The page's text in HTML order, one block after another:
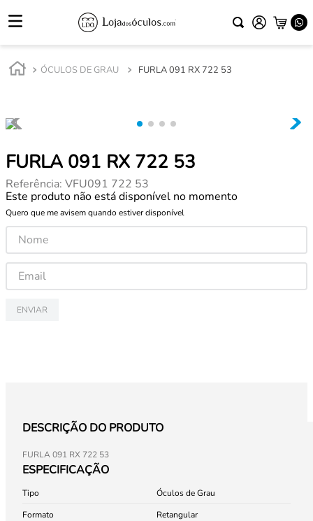
ÓCULOS DE GRAU FURLA 091 RX 722 53
FURLA 091 RX 722 53
Referência: VFU091 722 53
Este produto não está disponível no momento
Quero que me avisem quando estiver disponível
ENVIAR
DESCRIÇÃO DO PRODUTO
FURLA 091 RX 722 53
ESPECIFICAÇÃO
Tipo
Óculos de Grau
Formato
Retangular